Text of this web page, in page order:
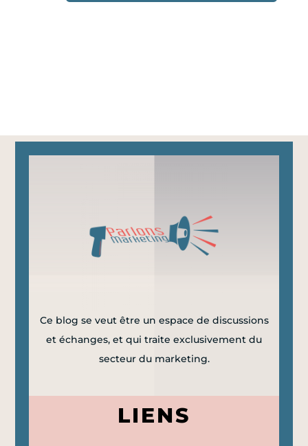
Ce blog se veut être un espace de discussions
et échanges, et qui traite exclusivement du
secteur du marketing.
LIENS